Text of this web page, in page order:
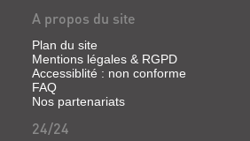
A propos du site
Plan du site
Mentions légales & RGPD
Accessiblité : non conforme
FAQ
Nos partenariats
24/24